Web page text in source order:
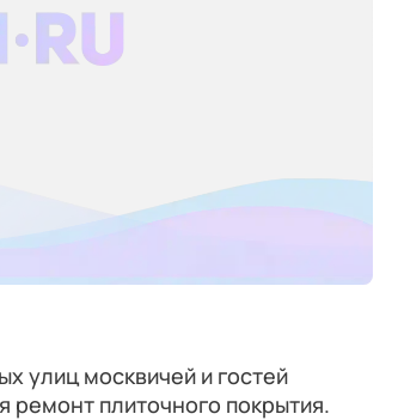
улиц москвичей и гостей
ремонт плиточного покрытия.